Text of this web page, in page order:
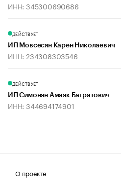
ИНН: 345300690686
ДЕЙСТВУЕТ
ИП Мовсесян Карен Николаевич
ИНН: 234308303546
ДЕЙСТВУЕТ
ИП Симонян Амаяк Багратович
ИНН: 344694174901
О проекте